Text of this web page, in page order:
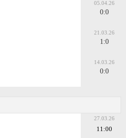
05.04.26
0:0
21.03.26
1:0
14.03.26
0:0
27.03.26
11:00